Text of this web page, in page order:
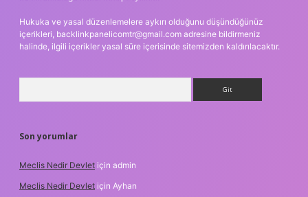
Hukuka ve yasal düzenlemelere aykırı olduğunu düşündüğünüz
içerikleri, backlinkpanelicomtr@gmail.com adresine bildirmeniz
halinde, ilgili içerikler yasal süre içerisinde sitemizden kaldırılacaktır.
Son yorumlar
Meclis Nedir Devlet için admin
Meclis Nedir Devlet için Ayhan